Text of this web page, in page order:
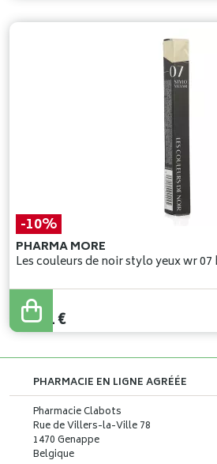
-10%
PHARMA MORE
Les couleurs de noir stylo yeux wr 07
21,90
19,71€
PHARMACIE EN LIGNE AGRÉÉE
Pharmacie Clabots
Rue de Villers-la-Ville 78
1470 Genappe
Belgique